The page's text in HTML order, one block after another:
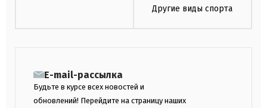
Другие виды спорта
E-mail-рассылка
Будьте в курсе всех новостей и
обновлений! Перейдите на страницу наших